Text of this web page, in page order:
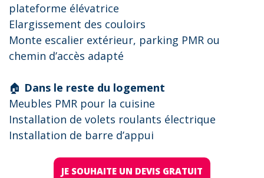
plateforme élévatrice
Elargissement des couloirs
Monte escalier extérieur, parking PMR ou
chemin d’accès adapté
🏠 Dans le reste du logement
Meubles PMR pour la cuisine
Installation de volets roulants électrique
Installation de barre d’appui
JE SOUHAITE UN DEVIS GRATUIT